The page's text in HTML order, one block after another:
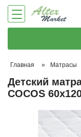
Главная » Матрасы
Детский
COCOS